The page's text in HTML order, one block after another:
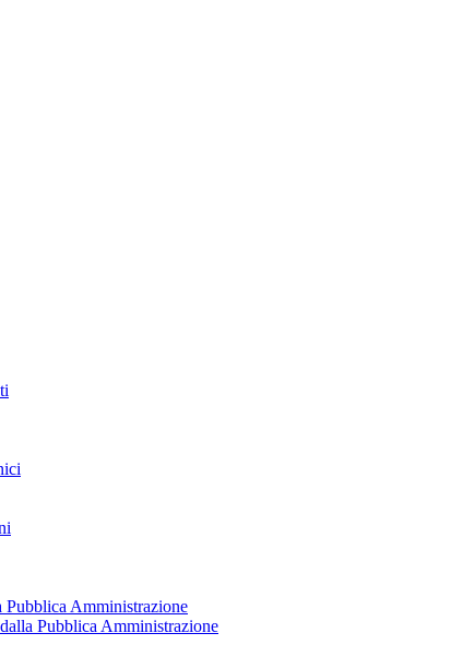
Amministrazione
Pubblica Amministrazione